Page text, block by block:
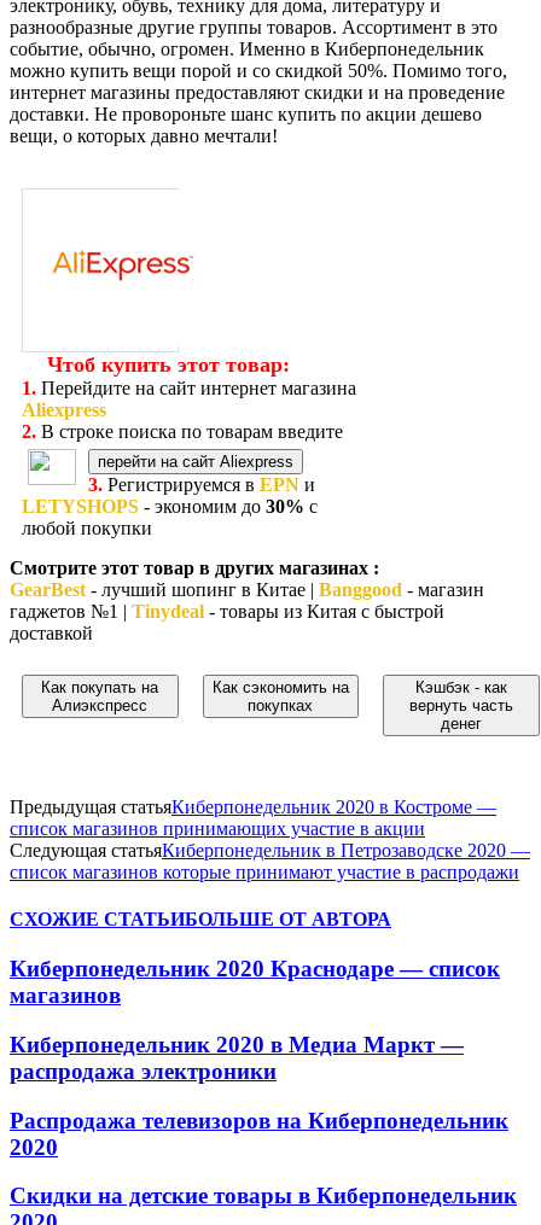
электронику, обувь, технику для дома, литературу и
разнообразные другие группы товаров. Ассортимент в это
событие, обычно, огромен. Именно в Киберпонедельник
можно купить вещи порой и со скидкой 50%. Помимо того,
интернет магазины предоставляют скидки и на проведение
доставки. Не провороньте шанс купить по акции дешево
вещи, о которых давно мечтали!
Чтоб купить этот товар:
1. Перейдите на сайт интернет магазина
Aliexpress
2. В строке поиска по товарам введите
перейти на сайт Aliexpress
3. Регистрируемся в EPN и
LETYSHOPS - экономим до 30% с
любой покупки
Смотрите этот товар в других магазинах :
GearBest - лучший шопинг в Китае | Banggood - магазин
гаджетов №1 | Tinydeal - товары из Китая с быстрой
доставкой
Как покупать на
Алиэкспресс
Как сэкономить на
покупках
Кэшбэк - как
вернуть часть
денег
Предыдущая статьяКиберпонедельник 2020 в Костроме —
список магазинов принимающих участие в акции
Следующая статьяКиберпонедельник в Петрозаводске 2020 —
список магазинов которые принимают участие в распродажи
СХОЖИЕ СТАТЬИБОЛЬШЕ ОТ АВТОРА
Киберпонедельник 2020 Краснодаре — список
магазинов
Киберпонедельник 2020 в Медиа Маркт —
распродажа электроники
Распродажа телевизоров на Киберпонедельник
2020
Скидки на детские товары в Киберпонедельник